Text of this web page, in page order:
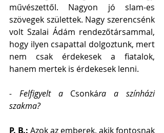
művészettől. Nagyon jó slam-es
szövegek születtek. Nagy szerencsénk
volt Szalai Ádám rendezőtársammal,
hogy ilyen csapattal dolgoztunk, mert
nem csak érdekesek a fiatalok,
hanem mertek is érdekesek lenni.
- Felfigyelt a Csonkára a színházi
szakma?
P. B.: Azok az emberek, akik fontosnak